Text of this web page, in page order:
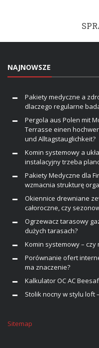
NAJNOWSZE
Pakiety medyczne a
dlaczego regularne
Pergola aus Polen mit
Terrasse einen
und Alltagstauglichkeit?
Komin systemowy a
instalacyjny trzeba
Pakiety Medyczne dla
wzmacnia strukturę
Okiennice drewniane
całoroczne, czy
Ogrzewacz tarasowy
dużych tarasach?
Komin systemowy –
Porównanie ofert
ma znaczenie?
Kalkulator OC AC
Stolik nocny w stylu loft
Sitemap